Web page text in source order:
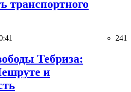
транспортного
241
Тебриза:
и